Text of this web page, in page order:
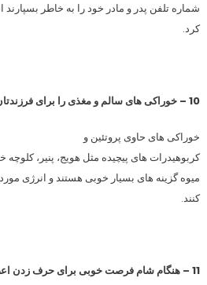
شماره تلفن پدر و مادر خود را به خاطر
كرد.
10 – خوراكی های سالم و مغذی را برای فرزندتان آماده كنید
خوراكی های حاوی پروتئین و
كربوهیدرات های پیچیده مثل هویج، پنیر،
میوه گزینه های بسیار خوبی هستند و انرژی
كنند.
11 – هنگام شام فرصت خوبی برای حرف زدن اعضای خانواده است